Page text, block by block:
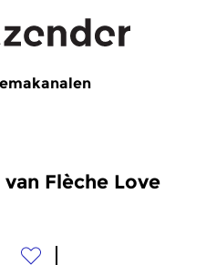
Flèche Love